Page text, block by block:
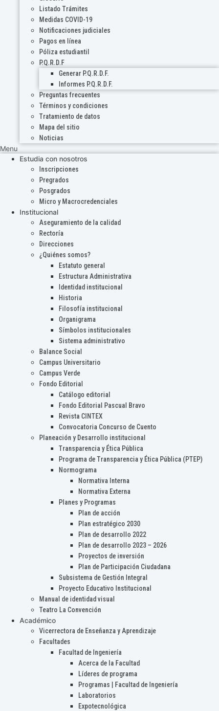
Listado Trámites
Medidas COVID-19
Notificaciones judiciales
Pagos en línea
Póliza estudiantil
P.Q.R.D.F
Generar P.Q.R.D.F.
Informes P.Q.R.D.F.
Preguntas frecuentes
Términos y condiciones
Tratamiento de datos
Mapa del sitio
Noticias
Menu
Estudia con nosotros
Inscripciones
Pregrados
Posgrados
Micro y Macrocredenciales
Institucional
Aseguramiento de la calidad
Rectoría
Direcciones
¿Quiénes somos?
Estatuto general
Estructura Administrativa
Identidad institucional
Historia
Filosofía institucional
Organigrama
Símbolos institucionales
Sistema administrativo
Balance Social
Campus Universitario
Campus Verde
Fondo Editorial
Catálogo editorial
Fondo Editorial Pascual Bravo
Revista CINTEX
Convocatoria Concurso de Cuento
Planeación y Desarrollo institucional
Transparencia y Ética Pública
Programa de Transparencia y Ética Pública (PTEP)
Normograma
Normativa Interna
Normativa Externa
Planes y Programas
Plan de acción
Plan estratégico 2030
Plan de desarrollo 2022
Plan de desarrollo 2023 – 2026
Proyectos de inversión
Plan de Participación Ciudadana
Subsistema de Gestión Integral
Proyecto Educativo Institucional
Manual de identidad visual
Teatro La Convención
Académico
Vicerrectora de Enseñanza y Aprendizaje
Facultades
Facultad de Ingeniería
Acerca de la Facultad
Líderes de programa
Programas | Facultad de Ingeniería
Laboratorios
Expotecnológica